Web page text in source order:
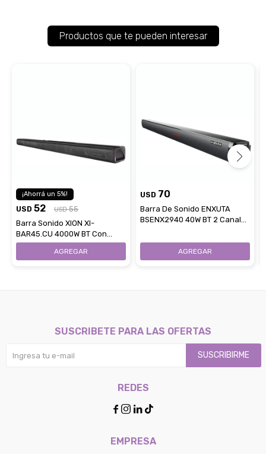
Productos que te pueden interesar
5
USD 52 USD 55
Barra Sonido XION XI-
BAR45.CU 4000W BT Con
Control Remoto
USD 70
Barra De Sonido ENXUTA
BSENX2940 40W BT 2 Canales
EMPRESA
SUSCRIBETE PARA LAS OFERTAS
SUSCRIBIRME
REDES
   